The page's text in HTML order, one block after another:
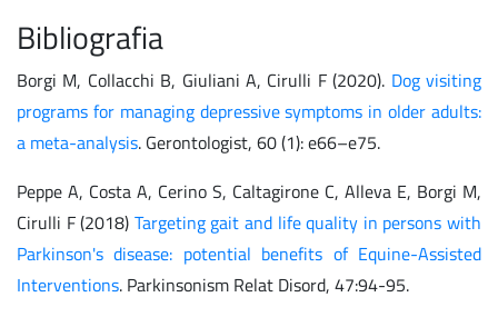
Bibliografia
Borgi M, Collacchi B, Giuliani A, Cirulli F (2020). Dog visiting
programs for managing depressive symptoms in older adults:
a meta-analysis. Gerontologist, 60 (1): e66–e75.
Peppe A, Costa A, Cerino S, Caltagirone C, Alleva E, Borgi M,
Cirulli F (2018) Targeting gait and life quality in persons with
Parkinson's disease: potential benefits of Equine-Assisted
Interventions. Parkinsonism Relat Disord, 47:94-95.